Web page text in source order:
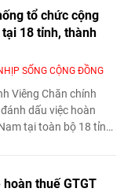
thông tin hỗ trợ
hài cốt liệt sĩ.
tổ chức cộng
18 tỉnh, thành
SỐNG CỘNG ĐỒNG
Viêng Chăn chính
dấu việc hoàn
tại toàn bộ 18 tỉnh,
thuế GTGT